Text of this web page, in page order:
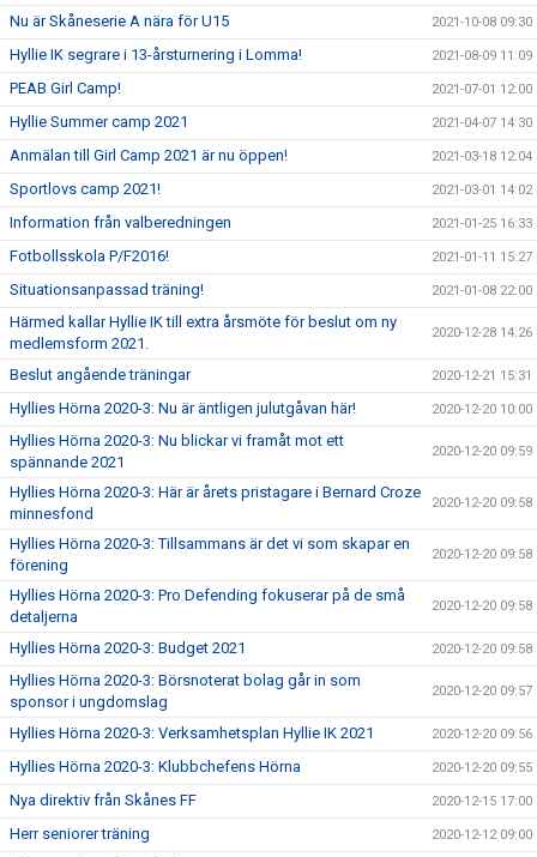
Nu är Skåneserie A nära för U15 2021-10-08 09:30
Hyllie IK segrare i 13-årsturnering i Lomma! 2021-08-09 11:09
PEAB Girl Camp! 2021-07-01 12:00
Hyllie Summer camp 2021 2021-04-07 14:30
Anmälan till Girl Camp 2021 är nu öppen! 2021-03-18 12:04
Sportlovs camp 2021! 2021-03-01 14:02
Information från valberedningen 2021-01-25 16:33
Fotbollsskola P/F2016! 2021-01-11 15:27
Situationsanpassad träning! 2021-01-08 22:00
Härmed kallar Hyllie IK till extra årsmöte för beslut om ny
medlemsform 2021.
2020-12-28 14:26
Beslut angående träningar 2020-12-21 15:31
Hyllies Hörna 2020-3: Nu är äntligen julutgåvan här! 2020-12-20 10:00
Hyllies Hörna 2020-3: Nu blickar vi framåt mot ett
spännande 2021
2020-12-20 09:59
Hyllies Hörna 2020-3: Här är årets pristagare i Bernard Croze
minnesfond
2020-12-20 09:58
Hyllies Hörna 2020-3: Tillsammans är det vi som skapar en
förening
2020-12-20 09:58
Hyllies Hörna 2020-3: Pro Defending fokuserar på de små
detaljerna
2020-12-20 09:58
Hyllies Hörna 2020-3: Budget 2021 2020-12-20 09:58
Hyllies Hörna 2020-3: Börsnoterat bolag går in som
sponsor i ungdomslag
2020-12-20 09:57
Hyllies Hörna 2020-3: Verksamhetsplan Hyllie IK 2021 2020-12-20 09:56
Hyllies Hörna 2020-3: Klubbchefens Hörna 2020-12-20 09:55
Nya direktiv från Skånes FF 2020-12-15 17:00
Herr seniorer träning 2020-12-12 09:00